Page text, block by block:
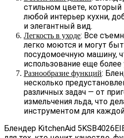
стильном цвете,
любой интерьер кухни,
и элегантный вид.
Легкость в уходе: Все
легко моются и могут
посудомоечную машину,
использование еще
Разнообразие функций:
несколько
различных задач — от
измельчения льда, что
инструментом для
Блендер KitchenAid